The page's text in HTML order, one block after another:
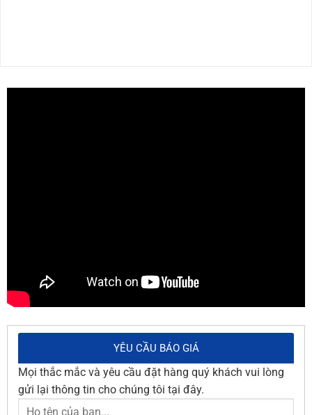
YÊU CẦU BÁO GIÁ
Mọi thắc mắc và yêu cầu đặt hàng quý khách vui lòng
gửi lại thông tin cho chúng tôi tại đây.